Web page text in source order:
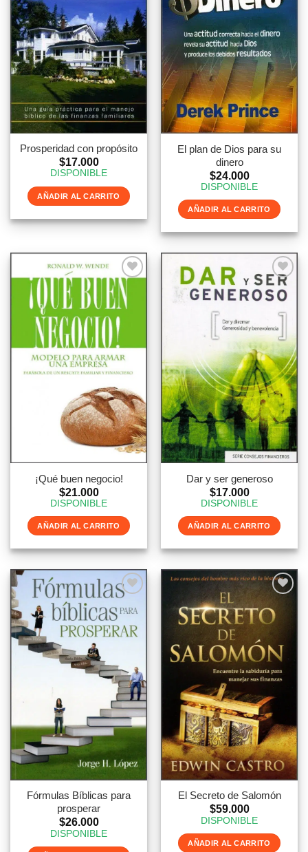
Prosperidad con propósito
$17.000
DISPONIBLE
AÑADIR AL CARRITO
El plan de Dios para su
dinero
$24.000
DISPONIBLE
AÑADIR AL CARRITO
¡Qué buen negocio!
$21.000
DISPONIBLE
AÑADIR AL CARRITO
Dar y ser generoso
$17.000
DISPONIBLE
AÑADIR AL CARRITO
Fórmulas Bíblicas para
prosperar
$26.000
DISPONIBLE
El Secreto de Salomón
$59.000
DISPONIBLE
AÑADIR AL CARRITO